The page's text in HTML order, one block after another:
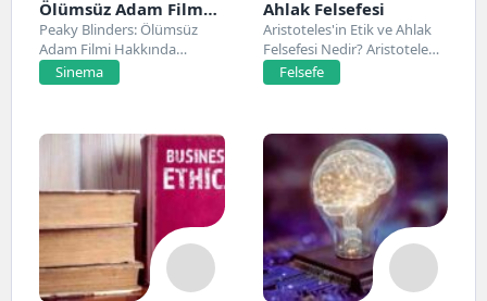
Ölümsüz Adam Film
Konusu, Oyuncuları
ve İnceleme
Peaky Blinders: Ölümsüz
Adam Filmi Hakkında
Netflix’te 20 Mart 2026...
Sinema
Ahlak Felsefesi
Aristoteles'in Etik ve Ahlak
Felsefesi Nedir? Aristoteles,
Antik Yunan felsefesinin...
Felsefe